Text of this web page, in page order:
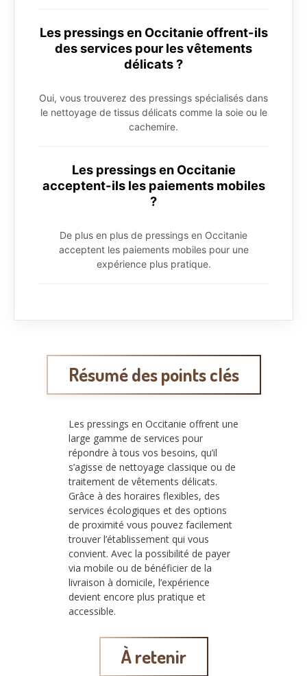
Les pressings en Occitanie offrent-ils
des services pour les vêtements
délicats ?
Oui, vous trouverez des pressings spécialisés dans
le nettoyage de tissus délicats comme la soie ou le
cachemire.
Les pressings en Occitanie
acceptent-ils les paiements mobiles
?
De plus en plus de pressings en Occitanie
acceptent les paiements mobiles pour une
expérience plus pratique.
Résumé des points clés
Les pressings en Occitanie offrent une
large gamme de services pour
répondre à tous vos besoins, qu’il
s’agisse de nettoyage classique ou de
traitement de vêtements délicats.
Grâce à des horaires flexibles, des
services écologiques et des options
de proximité vous pouvez facilement
trouver l’établissement qui vous
convient. Avec la possibilité de payer
via mobile ou de bénéficier de la
livraison à domicile, l’expérience
devient encore plus pratique et
accessible.
À retenir